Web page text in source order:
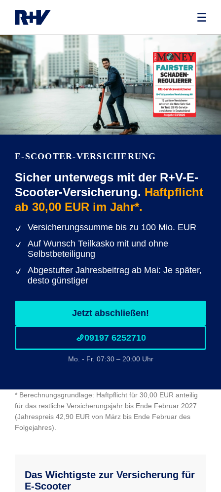
E-SCOOTER-VERSICHERUNG
Sicher unterwegs mit der R+V-E-
Scooter-Versicherung. Haftpflicht
ab 30,00 EUR im Jahr*.
Versicherungssumme bis zu 100 Mio. EUR
Auf Wunsch Teilkasko mit und ohne
Selbstbeteiligung
Abgestufter Jahresbeitrag ab Mai: Je später,
desto günstiger
Jetzt abschließen!
09197 6252710
Mo. - Fr. 07:30 – 20:00 Uhr
* Berechnungsgrundlage: Haftpflicht für 30,00 EUR anteilig
für das restliche Versicherungsjahr bis Ende Februar 2027
(Jahrespreis 42,90 EUR von März bis Ende Februar des
Folgejahres).
Das Wichtigste zur Versicherung für
E-Scooter